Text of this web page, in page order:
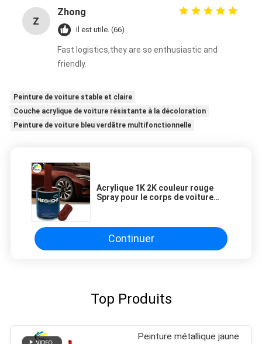
Z
Zhong
Il est utile. (66)
Fast logistics,they are so enthusiastic and
friendly.
Peinture de voiture stable et claire
Couche acrylique de voiture résistante à la décoloration
Peinture de voiture bleu verdâtre multifonctionnelle
Acrylique 1K 2K couleur rouge
Spray pour le corps de voiture
supérieure
Continuer
Top Produits
Peinture métallique jaune